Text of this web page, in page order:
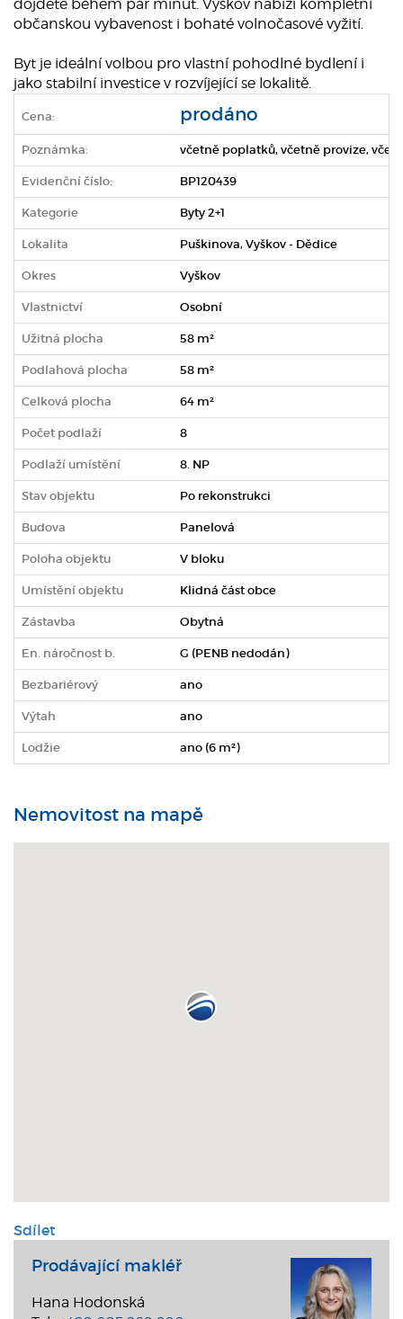
dojdete během pár minut. Vyškov nabízí kompletní
občanskou vybavenost i bohaté volnočasové vyžití.
Byt je ideální volbou pro vlastní pohodlné bydlení i
jako stabilní investice v rozvíjející se lokalitě.
Cena: prodáno
Poznámka: včetně poplatků, včetně provize,
Evidenční číslo: BP120439
Kategorie Byty 2+1
Lokalita Puškinova, Vyškov - Dědice
Okres Vyškov
Vlastnictví Osobní
Užitná plocha 58 m²
Podlahová plocha 58 m²
Celková plocha 64 m²
Počet podlaží 8
Podlaží umístění 8. NP
Stav objektu Po rekonstrukci
Budova Panelová
Poloha objektu V bloku
Umístění objektu Klidná část obce
Zástavba Obytná
En. náročnost b. G (PENB nedodán)
Bezbariérový ano
Výtah ano
Lodžie ano (6 m²)
Nemovitost na mapě
Sdílet
Prodávající makléř
Hana Hodonská